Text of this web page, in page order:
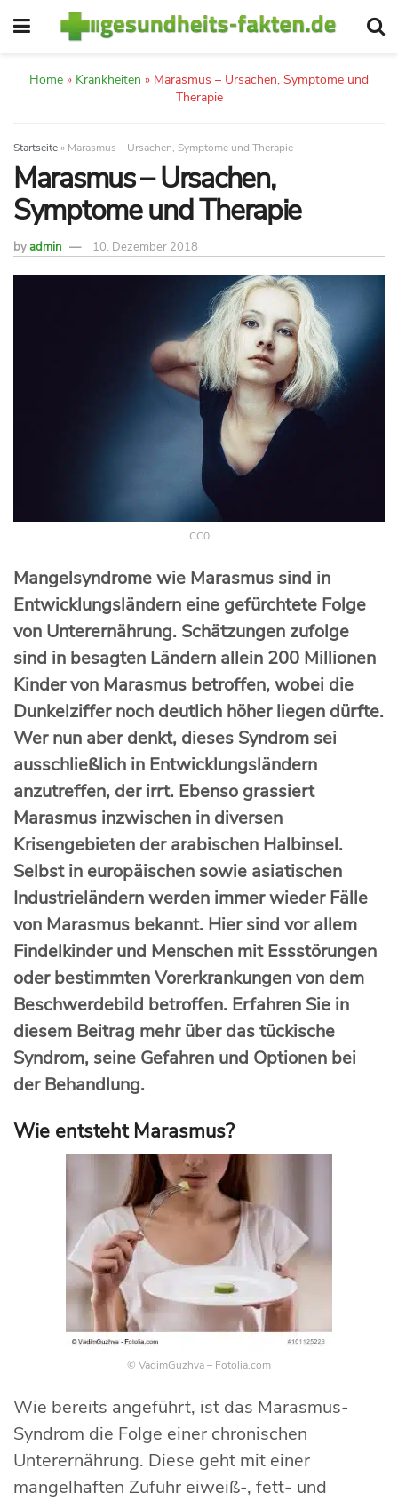
Home » Krankheiten » Marasmus – Ursachen, Symptome und
Therapie
Startseite » Marasmus – Ursachen, Symptome und Therapie
Marasmus – Ursachen,
Symptome und Therapie
byadmin 10. Dezember 2018
CC0
Mangelsyndrome wie Marasmus sind in
Entwicklungsländern eine gefürchtete Folge
von Unterernährung. Schätzungen zufolge
sind in besagten Ländern allein 200 Millionen
Kinder von Marasmus betroffen, wobei die
Dunkelziffer noch deutlich höher liegen dürfte.
Wer nun aber denkt, dieses Syndrom sei
ausschließlich in Entwicklungsländern
anzutreffen, der irrt. Ebenso grassiert
Marasmus inzwischen in diversen
Krisengebieten der arabischen Halbinsel.
Selbst in europäischen sowie asiatischen
Industrieländern werden immer wieder Fälle
von Marasmus bekannt. Hier sind vor allem
Findelkinder und Menschen mit Essstörungen
oder bestimmten Vorerkrankungen von dem
Beschwerdebild betroffen. Erfahren Sie in
diesem Beitrag mehr über das tückische
Syndrom, seine Gefahren und Optionen bei
der Behandlung.
Wie entsteht Marasmus?
© VadimGuzhva – Fotolia.com
Wie bereits angeführt, ist das Marasmus-
Syndrom die Folge einer chronischen
Unterernährung. Diese geht mit einer
mangelhaften Zufuhr eiweiß-, fett- und